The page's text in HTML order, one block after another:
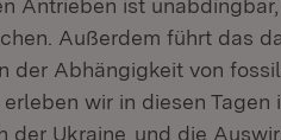
Antrieben ist
Außerdem führt das
der Abhängigkeit von
wir in diesen Tagen
der Ukraine und die